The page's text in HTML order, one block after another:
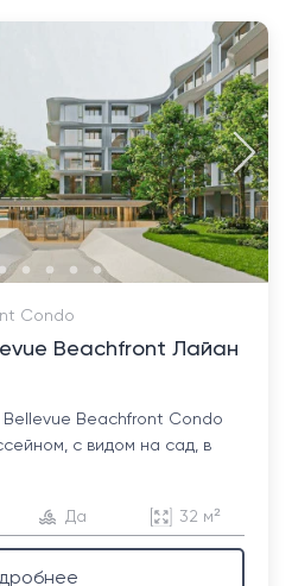
Condo
Beachfront Лайан
Bellevue Beachfront Condo
с видом на сад, в
Да 32 м²